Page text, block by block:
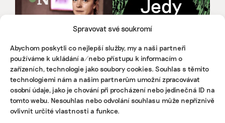
Spravovat své soukromí
Abychom poskytli co nejlepší služby, my a naši partneři
používáme k ukládání a/nebo přístupu k informacím o
zařízeních, technologie jako soubory cookies. Souhlas s těmito
technologiemi nám a našim partnerům umožní zpracovávat
osobní údaje, jako je chování při procházení nebo jedinečná ID na
tomto webu. Nesouhlas nebo odvolání souhlasu může nepříznivě
ovlivnit určité vlastnosti a funkce.
KOMERČNÍ SDĚLENÍ